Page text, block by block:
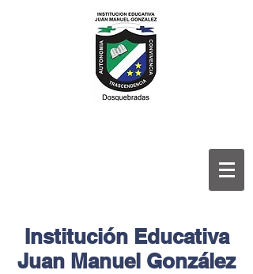
Institución Educativa
Juan Manuel González